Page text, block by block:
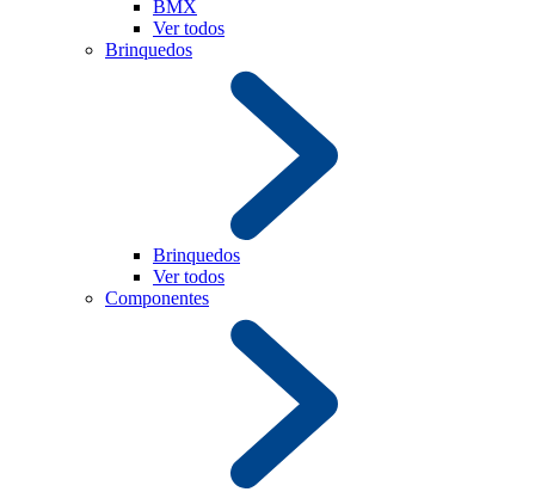
BMX
Ver todos
Brinquedos
Brinquedos
Ver todos
Componentes